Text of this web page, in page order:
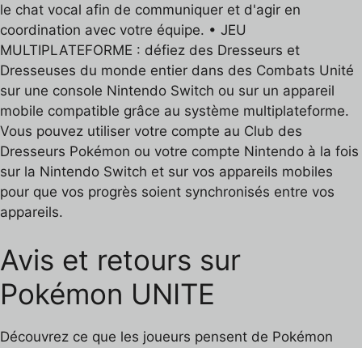
le chat vocal afin de communiquer et d'agir en
coordination avec votre équipe. • JEU
MULTIPLATEFORME : défiez des Dresseurs et
Dresseuses du monde entier dans des Combats Unité
sur une console Nintendo Switch ou sur un appareil
mobile compatible grâce au système multiplateforme.
Vous pouvez utiliser votre compte au Club des
Dresseurs Pokémon ou votre compte Nintendo à la fois
sur la Nintendo Switch et sur vos appareils mobiles
pour que vos progrès soient synchronisés entre vos
appareils.
Avis et retours sur
Pokémon UNITE
Découvrez ce que les joueurs pensent de Pokémon